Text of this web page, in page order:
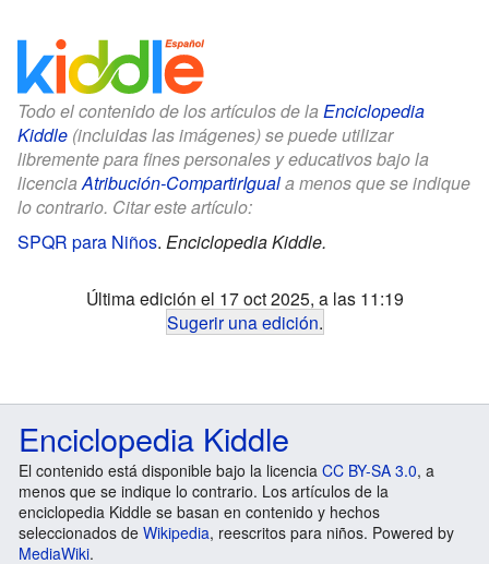
Todo el contenido de los artículos de la Enciclopedia
Kiddle (incluidas las imágenes) se puede utilizar
libremente para fines personales y educativos bajo la
licenciaAtribución-CompartirIguala menos que se indique
lo contrario. Citar este artículo:
SPQR para Niños. Enciclopedia Kiddle.
Última edición el 17 oct 2025, a las 11:19
Sugerir una edición.
Enciclopedia Kiddle
El contenido está disponible bajo la licencia CC BY-SA 3.0, a
menos que se indique lo contrario. Los artículos de la
enciclopedia Kiddle se basan en contenido y hechos
seleccionados de Wikipedia, reescritos para niños. Powered by
MediaWiki.